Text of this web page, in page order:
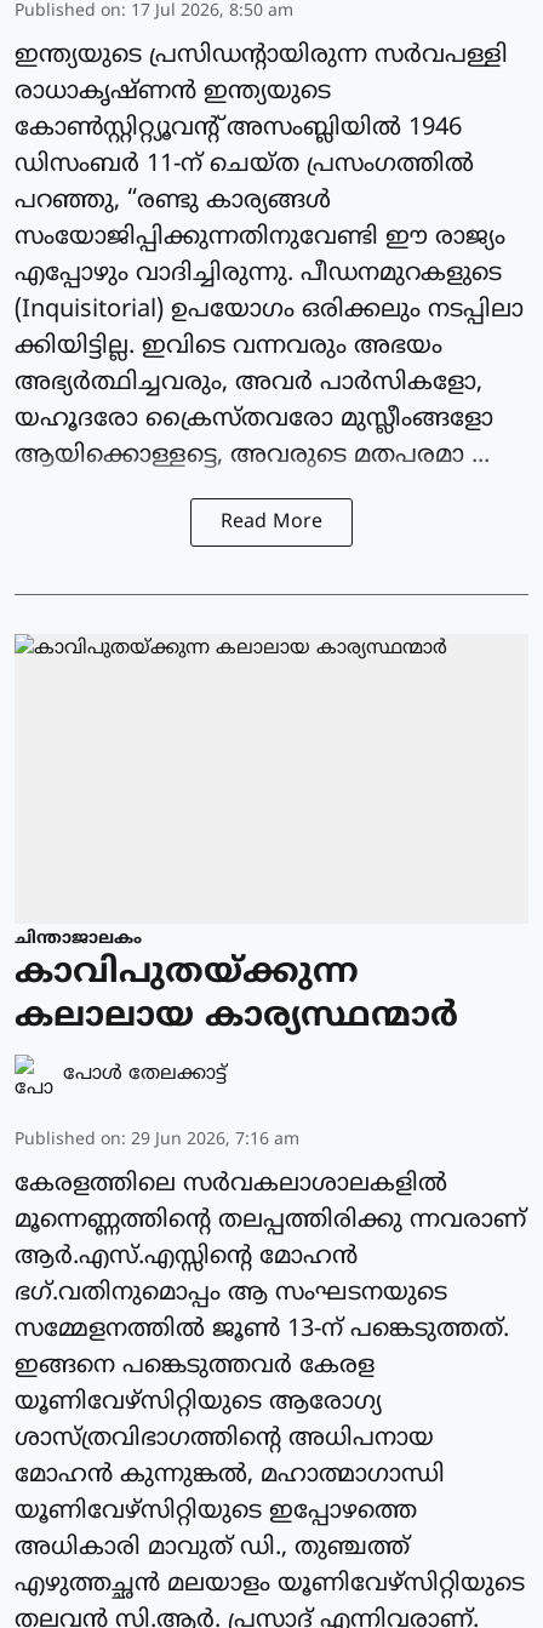
Published on: 17 Jul 2026, 8:50 am
ഇന്ത്യയുടെ പ്രസിഡന്റായിരുന്ന സർവപള്ളി
രാധാകൃഷ്ണൻ ഇന്ത്യയുടെ
കോൺസ്റ്റിറ്റ്യൂവന്റ് അസംബ്ലിയിൽ 1946
ഡിസംബർ 11-ന് ചെയ്ത പ്രസംഗത്തിൽ
പറഞ്ഞു, “രണ്ടു കാര്യങ്ങൾ
സംയോജിപ്പിക്കുന്നതിനുവേണ്ടി ഈ രാജ്യം
എപ്പോഴും വാദിച്ചിരുന്നു. പീഡനമുറകളുടെ
(Inquisitorial) ഉപയോഗം ഒരിക്കലും നടപ്പിലാ
ക്കിയിട്ടില്ല. ഇവിടെ വന്നവരും അഭയം
അഭ്യർത്ഥിച്ചവരും, അവർ പാർസികളോ,
യഹൂദരോ ക്രൈസ്തവരോ മുസ്ലീംങ്ങളോ
ആയിക്കൊള്ളട്ടെ, അവരുടെ മതപരമാ ...
Read More
ചിന്താജാലകം
കാവിപുതയ്ക്കുന്ന
കലാലായ കാര്യസ്ഥന്മാർ
പോള്‍ തേലക്കാട്ട്‌
Published on: 29 Jun 2026, 7:16 am
കേരളത്തിലെ സർവകലാശാലകളിൽ
മൂന്നെണ്ണത്തിന്റെ തലപ്പത്തിരിക്കു ന്നവരാണ്
ആർ.എസ്.എസ്സിന്റെ മോഹൻ
ഭഗ്.വതിനുമൊപ്പം ആ സംഘടനയുടെ
സമ്മേളനത്തിൽ ജൂൺ 13-ന് പങ്കെടുത്തത്.
ഇങ്ങനെ പങ്കെടുത്തവർ കേരള
യൂണിവേഴ്സിറ്റിയുടെ ആരോഗ്യ
ശാസ്ത്രവിഭാഗത്തിന്റെ അധിപനായ
മോഹൻ കുന്നുങ്കൽ, മഹാത്മാഗാന്ധി
യൂണിവേഴ്സിറ്റിയുടെ ഇപ്പോഴത്തെ
അധികാരി മാവുത് ഡി., തുഞ്ചത്ത്
എഴുത്തച്ഛൻ മലയാളം യൂണിവേഴ്സിറ്റിയുടെ
തലവൻ സി.ആർ. പ്രസാദ് എന്നിവരാണ്.